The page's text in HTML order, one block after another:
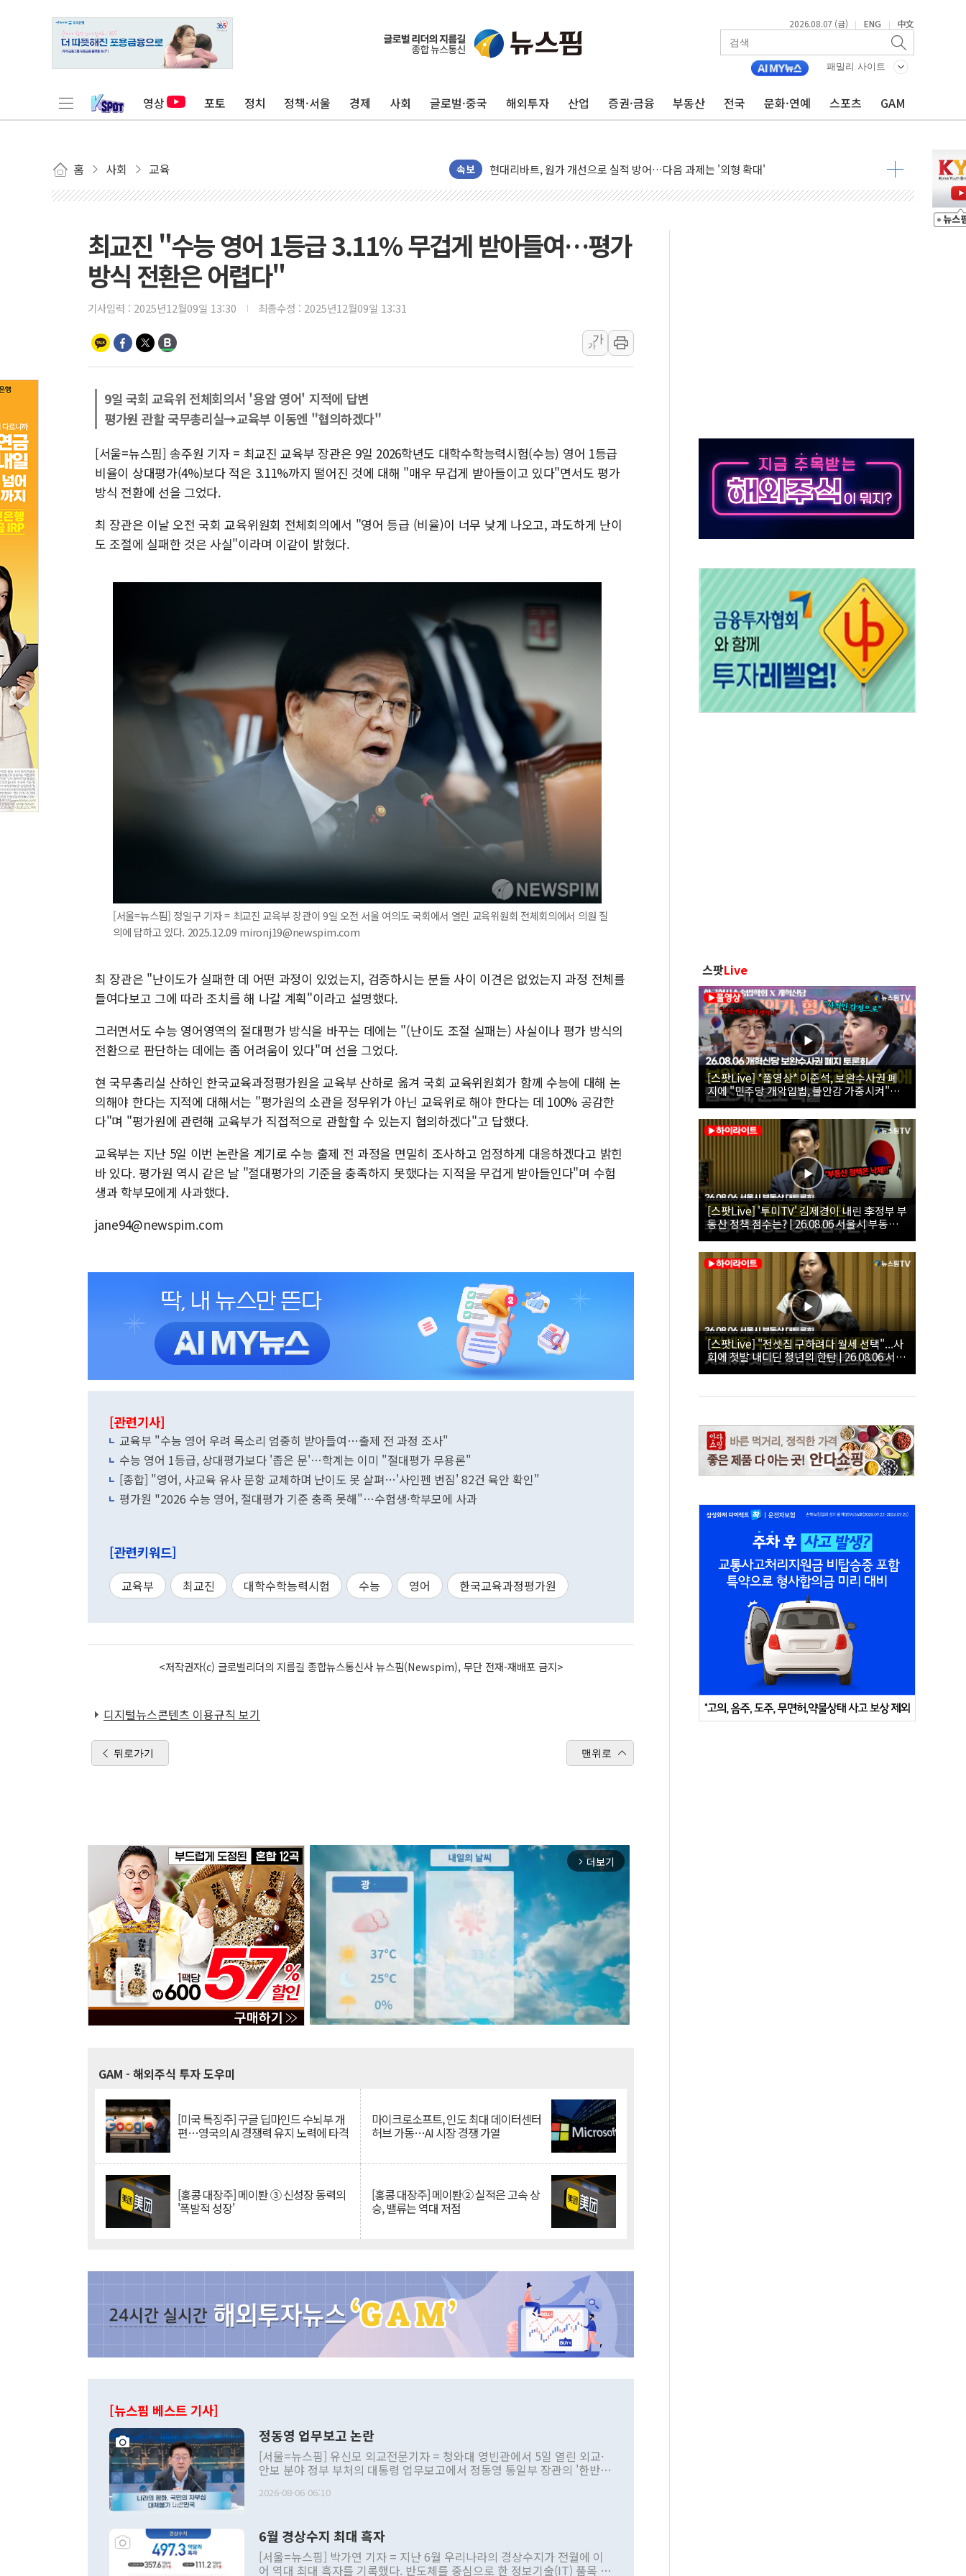
2026.08.07 (금) | ENG | 中文
패밀리 사이트
영상 포토 정치 정책·서울 경제 사회 글로벌·중국 해외투자 산업 증권·금융 부동산 전국 문화·연예 스포츠 GAM
홈 사회 교육 속보
트럼프, '원정출산 시민권 차단' 행정명령 서명…출생시민권 제한 재시동
트럼프 "이란전 조만간 끝날 것"…군수품 부족설 일축 "막대한 무기 보유"
"세금 부담 덜자"…비거주 1주택자 귀환 조짐에 전월세시장 '긴장'
세금 부담 커진 고가 1주택자…맞교환·재매수·다운사이징 '저울질'
뉴욕증시, 유가·금리 부담에 하락…다우 5거래일 랠리 '마침표'
이란, 오만과 호르무즈 해협 재개방 합의 막바지.."美와 직접 협상 없어"
[오늘의 국회일정] 상임위·세미나·기자회견·주요 정당 - 8월 7일
이란, 美·이스라엘 선박 호르무즈 통항 제한 추진…美 "통행 막을 권한 없어"
뉴욕증시 개장 전 특징주...모더나·아이온큐·도어대시↑ VS 샌디스크·피그마·앱러빈↓
김정관 장관 "영업이익 N% 성과급 반대…상법·자본시장법 개정 논의"
뉴욕증시 프리뷰, 미 주가선물 AI주 차익실현 속 혼조세...웨스턴디지털·샌디스크↓
청와대, 북한 단거리 탄도미사일 발사에 긴급 안보 점검회의
최교진 "수능 영어 1등급 3.11% 무겁게 받아들여…평가
방식 전환은 어렵다"
기사입력 : 2025년12월09일 13:30 최종수정 : 2025년12월09일 13:31
가
가
9일 국회 교육위 전체회의서 '용암 영어' 지적에 답변
평가원 관할 국무총리실→교육부 이동엔 "협의하겠다"
[서울=뉴스핌] 송주원 기자 = 최교진 교육부 장관은 9일 2026학년도 대학수학능력시험(수능) 영어 1등급
비율이 상대평가(4%)보다 적은 3.11%까지 떨어진 것에 대해 "매우 무겁게 받아들이고 있다"면서도 평가
방식 전환에 선을 그었다.
최 장관은 이날 오전 국회 교육위원회 전체회의에서 "영어 등급 (비율)이 너무 낮게 나오고, 과도하게 난이
도 조절에 실패한 것은 사실"이라며 이같이 밝혔다.
[서울=뉴스핌] 정일구 기자 = 최교진 교육부 장관이 9일 오전 서울 여의도 국회에서 열린 교육위원회 전체회의에서 의원 질
의에 답하고 있다. 2025.12.09 mironj19@newspim.com
최 장관은 "난이도가 실패한 데 어떤 과정이 있었는지, 검증하시는 분들 사이 이견은 없었는지 과정 전체를
들여다보고 그에 따라 조치를 해 나갈 계획"이라고 설명했다.
그러면서도 수능 영어영역의 절대평가 방식을 바꾸는 데에는 "(난이도 조절 실패는) 사실이나 평가 방식의
전환으로 판단하는 데에는 좀 어려움이 있다"며 선을 그었다.
현 국무총리실 산하인 한국교육과정평가원을 교육부 산하로 옮겨 국회 교육위원회가 함께 수능에 대해 논
의해야 한다는 지적에 대해서는 "평가원의 소관을 정무위가 아닌 교육위로 해야 한다는 데 100% 공감한
다"며 "평가원에 관련해 교육부가 직접적으로 관할할 수 있는지 협의하겠다"고 답했다.
교육부는 지난 5일 이번 논란을 계기로 수능 출제 전 과정을 면밀히 조사하고 엄정하게 대응하겠다고 밝힌
바 있다. 평가원 역시 같은 날 "절대평가의 기준을 충족하지 못했다는 지적을 무겁게 받아들인다"며 수험
생과 학부모에게 사과했다.
jane94@newspim.com
[관련기사]
교육부 "수능 영어 우려 목소리 엄중히 받아들여…출제 전 과정 조사"
수능 영어 1등급, 상대평가보다 '좁은 문'…학계는 이미 "절대평가 무용론"
[종합] "영어, 사교육 유사 문항 교체하며 난이도 못 살펴…'사인펜 번짐' 82건 육안 확인"
평가원 "2026 수능 영어, 절대평가 기준 충족 못해"…수험생·학부모에 사과
[관련키워드]
교육부 최교진 대학수학능력시험 수능 영어 한국교육과정평가원
<저작권자(c) 글로벌리더의 지름길 종합뉴스통신사 뉴스핌(Newspim), 무단 전재-재배포 금지>
디지털뉴스콘텐츠 이용규칙 보기
뒤로가기 맨위로
arrow_forward_ios 더보기
GAM - 해외주식 투자 도우미
[미국 특징주] 구글 딥마인드 수뇌부 개
편…영국의 AI 경쟁력 유지 노력에 타격
마이크로소프트, 인도 최대 데이터센터
허브 가동…AI 시장 경쟁 가열
[홍콩 대장주] 메이퇀 ③ 신성장 동력의
'폭발적 성장'
[홍콩 대장주] 메이퇀② 실적은 고속 상
승, 밸류는 역대 저점
[뉴스핌 베스트 기사]
정동영 업무보고 논란
[서울=뉴스핌] 유신모 외교전문기자 = 청와대 영빈관에서 5일 열린 외교·
안보 분야 정부 부처의 대통령 업무보고에서 정동영 통일부 장관의 '한반도
발언 중에는 정부 내 조율을 거치지 않은 사안을 정책으로 추진하겠다고 공
주의적 희망에 근거한 비현실적 구상'이라는 비판을 내놨다. 그동안 정 장
관의 대북 정책 관련 발언이 물의를 빚은 적은 여러 번 있지만 대통령과 유
관 부처 장관이 공개적으로 부정적 입장을 표명한 것은 이례적이다. 정 장
2026-08-06 06:10
6월 경상수지 최대 흑자
[서울=뉴스핌] 박가연 기자 = 지난 6월 우리나라의 경상수지가 전월에 이
어 역대 최대 흑자를 기록했다. 반도체를 중심으로 한 정보기술(IT) 품목 수
스팟Live
[스팟Live] *풀영상* 이준석, 보완수사권 폐
지에 "민주당 개악입법, 불안감 가중시켜"｜
26.08.06 개혁신당 보완수사권 폐지 토론회
[스팟Live] '투미TV' 김제경이 내린 李정부 부
동산 정책 점수는? | 26.08.06 서울시 부동산
대토론회
[스팟Live] "전셋집 구하려다 월세 선택"...사
회에 첫발 내디딘 청년의 한탄 | 26.08.06 서울
시 부동산 대토론회